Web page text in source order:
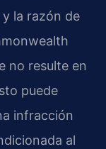
la razón de
no resulte en
puede
infracción
al